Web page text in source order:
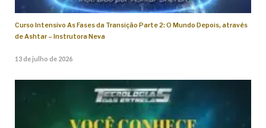
Curso Intensivo As Fases da Transição Parte 2: O Mundo Depois, através
de Ashtar – Instrutora Neva
13 de julho de 2026